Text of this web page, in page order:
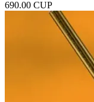
690.00 CUP